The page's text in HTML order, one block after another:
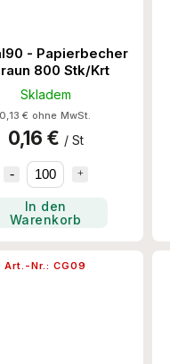
- Papierbecher
800 Stk/Krt
Skladem
0,13 € ohne MwSt.
0,16 € / St
In den
Warenkorb
Art.-Nr.: CG09